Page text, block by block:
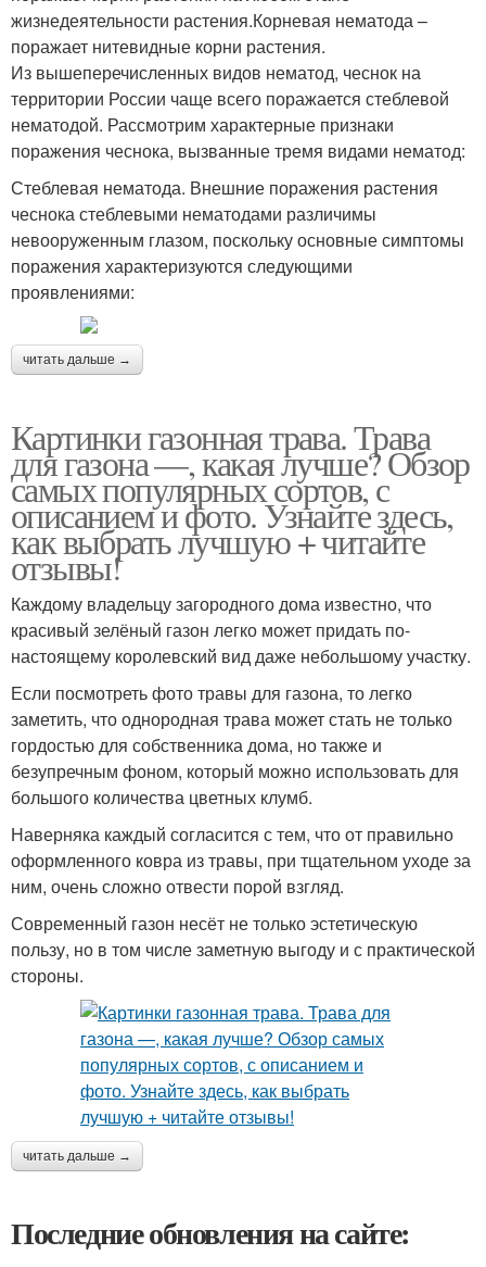
жизнедеятельности растения.Корневая нематода –
поражает нитевидные корни растения.
Из вышеперечисленных видов нематод, чеснок на
территории России чаще всего поражается стеблевой
нематодой. Рассмотрим характерные признаки
поражения чеснока, вызванные тремя видами нематод:
Стеблевая нематода. Внешние поражения растения
чеснока стеблевыми нематодами различимы
невооруженным глазом, поскольку основные симптомы
поражения характеризуются следующими
проявлениями:
читать дальше →
Картинки газонная трава. Трава
для газона —, какая лучше? Обзор
самых популярных сортов, с
описанием и фото. Узнайте здесь,
как выбрать лучшую + читайте
отзывы!
Каждому владельцу загородного дома известно, что
красивый зелёный газон легко может придать по-
настоящему королевский вид даже небольшому участку.
Если посмотреть фото травы для газона, то легко
заметить, что однородная трава может стать не только
гордостью для собственника дома, но также и
безупречным фоном, который можно использовать для
большого количества цветных клумб.
Наверняка каждый согласится с тем, что от правильно
оформленного ковра из травы, при тщательном уходе за
ним, очень сложно отвести порой взгляд.
Современный газон несёт не только эстетическую
пользу, но в том числе заметную выгоду и с практической
стороны.
читать дальше →
Последние обновления на сайте: